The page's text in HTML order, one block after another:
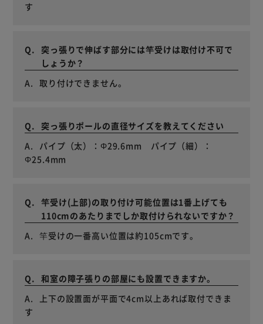
す
突っ張りで伸ばす部分には竿受けは取付け不可で
しょうか？
取り付けできません。
突っ張りポールの直径サイズを教えてください
パイプ（太）：Φ29.6mm パイプ（細）：
Φ25.4mm
竿受け(上部)の取り付け可能位置は1番上げても
110cmのあたりまでしか取付けられないですか？
竿受けの一番高い位置は約105cmです。
和室の障子張りの部屋にも設置できますか。
上下の設置面が平面で4cm以上あれば取付できま
す